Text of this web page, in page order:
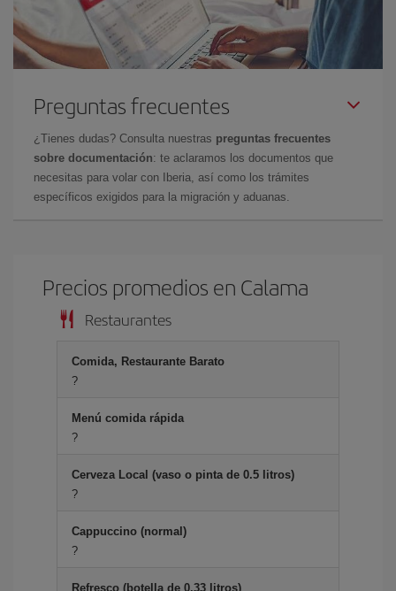
Preguntas frecuentes
¿Tienes dudas? Consulta nuestras preguntas frecuentes
sobre documentación: te aclaramos los documentos que
necesitas para volar con Iberia, así como los trámites
específicos exigidos para la migración y aduanas.
Precios promedios en Calama
Restaurantes
Comida, Restaurante Barato
?
Menú comida rápida
?
Cerveza Local (vaso o pinta de 0.5 litros)
?
Cappuccino (normal)
?
Refresco (botella de 0.33 litros)